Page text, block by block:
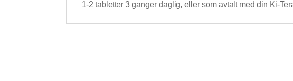
1-2 tabletter 3 ganger daglig, eller som avtalt med din Ki-